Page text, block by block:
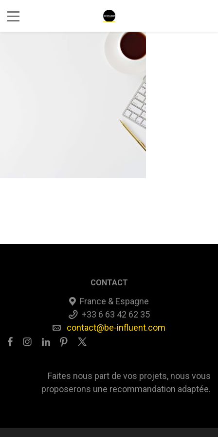
CONTACT
France & Espagne
+33 6 63 42 62 35
contact@be-influent.com
Faites nous part de vos projets, nous vous
proposerons une recommandation adaptée.